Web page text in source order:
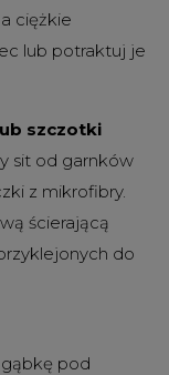
ciężkie
lub potraktuj je
szczotki
sit od garnków
z mikrofibry.
ścierającą
do
pod